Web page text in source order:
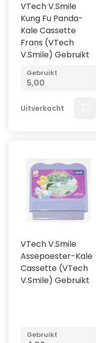
VTech V.Smile
Kung Fu Panda-
Kale Cassette
Frans (VTech
V.Smile) Gebruikt
Gebruikt
5,00
Uitverkocht
VTech V.Smile
Assepoester-Kale
Cassette (VTech
V.Smile) Gebruikt
Gebruikt